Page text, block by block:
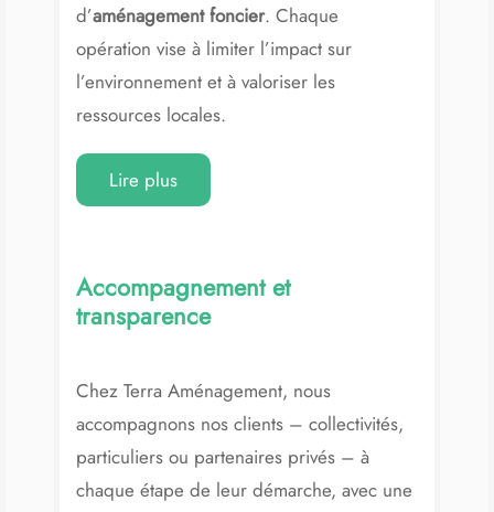
d’aménagement foncier. Chaque
opération vise à limiter l’impact sur
l’environnement et à valoriser les
ressources locales.
Les plantations réalisées sur nos
opérations privilégient exclusivement des
Cet engagement fort en faveur de la
végétalisation durable
Grâce à cette démarche,
Terra
Aménagement démontre qu’un
aménagement foncierpeut conjuguer
Lire plus
Accompagnement et
transparence
Chez Terra Aménagement, nous
accompagnons nos clients – collectivités,
particuliers ou partenaires privés – à
chaque étape de leur démarche, avec une